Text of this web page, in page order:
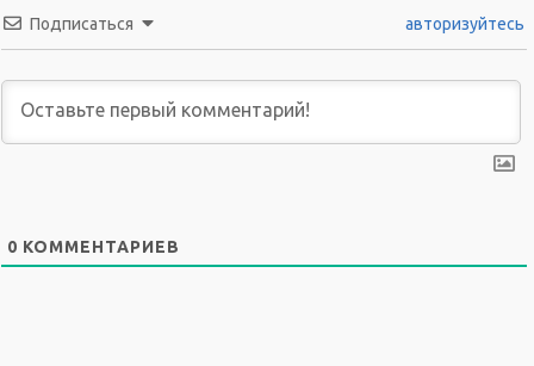
Подписаться авторизуйтесь
0 КОММЕНТАРИЕВ